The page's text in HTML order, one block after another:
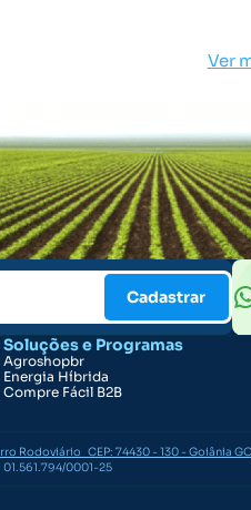
Ver
Cadastrar
Soluções e Programas
Agroshopbr
Energia Híbrida
Compre Fácil B2B
Rodoviário CEP: 74430 - 130 - Goiânia
01.561.794/0001-25